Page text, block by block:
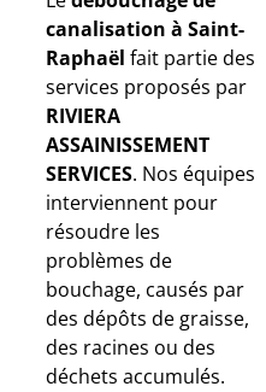
canalisation à Saint-
Raphaël fait partie des
services proposés par
RIVIERA
ASSAINISSEMENT
SERVICES. Nos équipes
interviennent pour
résoudre les
problèmes de
bouchage, causés par
des dépôts de graisse,
des racines ou des
déchets accumulés.